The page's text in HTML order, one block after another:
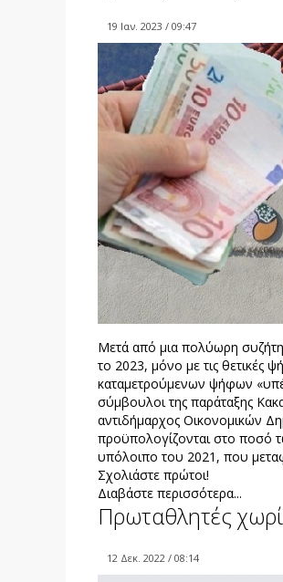
19 Ιαν. 2023 / 09:47
Μετά από μια πολύωρη
το 2023, μόνο με τις θετικές
καταμετρούμενων ψήφων
σύμβουλοι της παράταξης
αντιδήμαρχος Οικονομικών
προϋπολογίζονται στο ποσό
υπόλοιπο του 2021, που
Σχολιάστε πρώτοι!
Διαβάστε περισσότερα...
Πρωταθλητές
12 Δεκ. 2022 / 08:14